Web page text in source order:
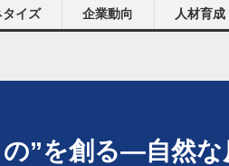
タイズ 企業動向 人材育成
”を創る―自然